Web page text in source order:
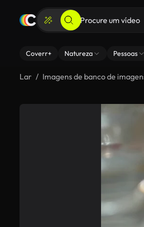
Coverr+ Natureza Pessoas
Lar Imagens de banco de